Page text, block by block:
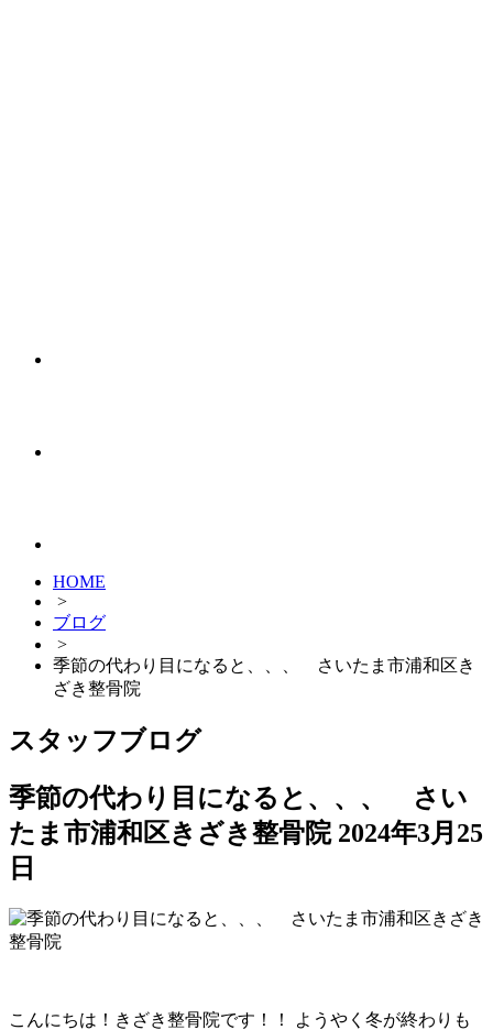
HOME
>
ブログ
>
季節の代わり目になると、、、 さいたま市浦和区き
ざき整骨院
スタッフブログ
季節の代わり目になると、、、 さい
たま市浦和区きざき整骨院 2024年3月25
日
こんにちは！きざき整骨院です！！ ようやく冬が終わりも